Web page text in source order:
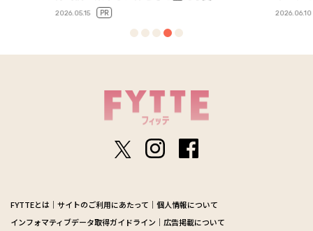
2026.05.15 PR 2026.06.10
FYTTEとは サイトのご利用にあたって
個人情報について
インフォマティブデータ取得ガイドライン
広告掲載について